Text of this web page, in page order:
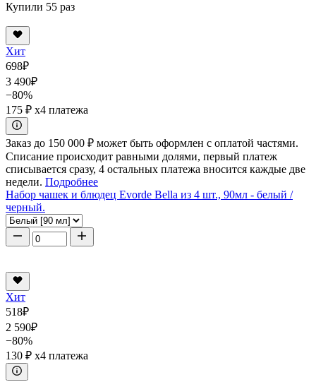
Купили 55 раз
Хит
698₽
3 490₽
−80%
175 ₽ x4 платежа
Заказ до 150 000 ₽ может быть оформлен с оплатой частями.
Списание происходит равными долями, первый платеж
списывается сразу, 4 остальных платежа вносится каждые две
недели. Подробнее
Набор чашек и блюдец Evorde Bella из 4 шт., 90мл - белый /
черный.
Хит
518₽
2 590₽
−80%
130 ₽ x4 платежа